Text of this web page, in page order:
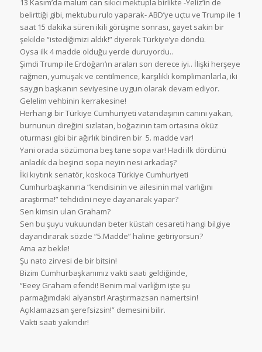
13 Kasım’da malum can sıkıcı mektupla birlikte -Yeliz’in de
belirttiği gibi, mektubu rulo yaparak- ABD’ye uçtu ve Trump ile 1
saat 15 dakika süren ikili görüşme sonrası, gayet sakin bir
şekilde “istediğimizi aldık!” diyerek Türkiye’ye döndü.
Oysa ilk 4 madde olduğu yerde duruyordu..
Şimdi Trump ile Erdoğan’ın araları son derece iyi.. İlişki herşeye
rağmen, yumuşak ve centilmence, karşılıklı komplimanlarla, iki
saygın başkanın seviyesine uygun olarak devam ediyor.
Gelelim vehbinin kerrakesine!
Herhangi bir Türkiye Cumhuriyeti vatandaşının canını yakan,
burnunun direğini sızlatan, boğazının tam ortasına öküz
oturması gibi bir ağırlık bindiren bir 5. madde var!
Yani orada sözümona beş tane sopa var! Hadi ilk dördünü
anladık da beşinci sopa neyin nesi arkadaş?
İki kıytırık senatör, koskoca Türkiye Cumhuriyeti
Cumhurbaşkanına “kendisinin ve ailesinin mal varlığını
araştırma!” tehdidini neye dayanarak yapar?
Sen kimsin ulan Graham?
Sen bu şuyu vukuundan beter küstah cesareti hangi bilgiye
dayandırarak sözde “5.Madde” haline getiriyorsun?
Ama az bekle!
Şu nato zirvesi de bir bitsin!
Bizim Cumhurbaşkanımız vakti saati geldiğinde,
“Eeey Graham efendi! Benim mal varlığım işte şu
parmağımdaki alyanstır! Araştırmazsan namertsin!
Açıklamazsan şerefsizsin!” demesini bilir.
Vakti saati yakındır!